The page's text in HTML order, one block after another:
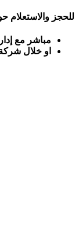
للحجز والاستعلام
مباشر مع
او خلال